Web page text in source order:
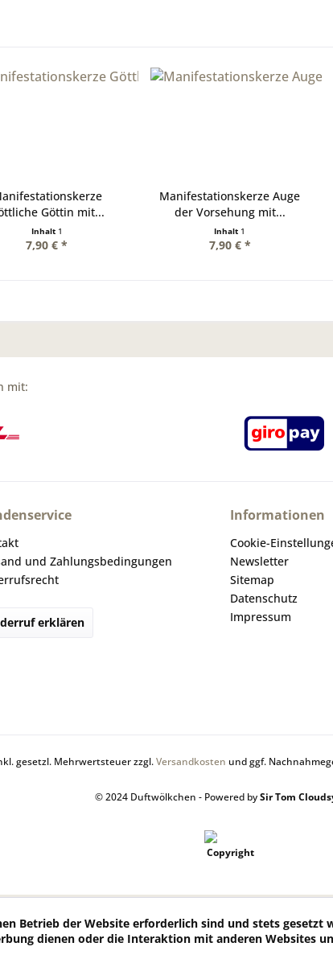
Göttin mit...
Inhalt 1
7,90 € *
Manifestationskerze Auge
der Vorsehung mit...
Inhalt 1
7,90 € *
mit:
und Zahlungsbedingungen
erklären
Informationen
Cookie-
Newsletter
Sitemap
Datenschutz
Impressum
gesetzl. Mehrwertsteuer zzgl.Versandkosten und ggf.
© 2024 Duftwölkchen - Powered bySir Tom
Betrieb der Website erforderlich sind und stets gesetzt
dienen oder die Interaktion mit anderen Websites